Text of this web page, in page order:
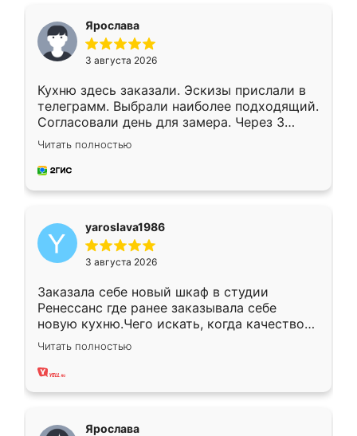
Ярослава
3 августа 2026
Кухню здесь заказали. Эскизы прислали в
телеграмм. Выбрали наиболее подходящий.
Согласовали день для замера. Через 3
недели кухня была уже готова. Остались
довольны работой. Спасибо Ренессанс
мебель за качественную работу!
Читать полностью
yaroslava1986
3 августа 2026
Заказала себе новый шкаф в студии
Ренессанс где ранее заказывала себе
новую кухню.Чего искать, когда качеством
вполне довольна. Служит кухня уже почти
два года, нареканий нет.
Читать полностью
Ярослава